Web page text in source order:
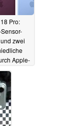
Pro:
zwei
Apple-
02.07.2026